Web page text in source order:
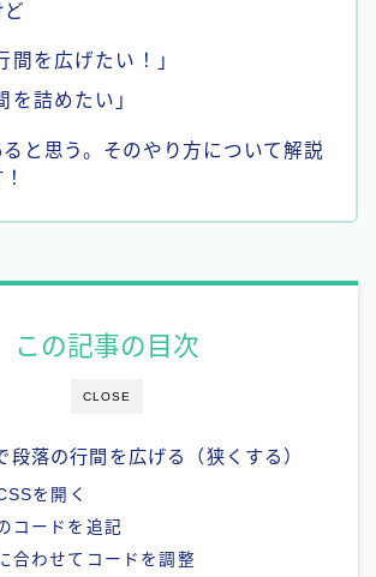
ど
間を広げたい！」
を詰めたい」
と思う。そのやり方について解説
CLOSE
この記事の目次
段落の行間を広げる（狭くする）
を開く
コードを追記
合わせてコードを調整